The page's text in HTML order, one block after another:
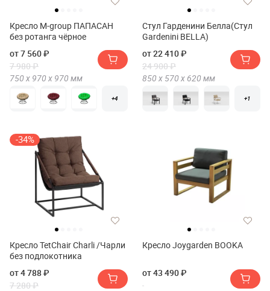
Кресло M-group ПАПАСАН
без ротанга чёрное
от 7 560 ₽
7 980 ₽
750 х 970 х 970 мм
+4
Стул Гарденини Белла(Стул
Gardenini BELLA)
от 22 410 ₽
24 900 ₽
850 х 570 х 620 мм
+1
-34%
Кресло TetChair Charli /Чарли
без подлокотника
от 4 788 ₽
7 280 ₽
Кресло Joygarden BOOKA
от 43 490 ₽